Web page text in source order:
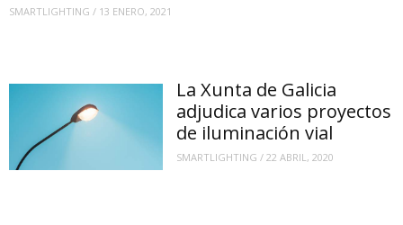
SMARTLIGHTING / 13 ENERO, 2021
La Xunta de Galicia
adjudica varios proyectos
de iluminación vial
SMARTLIGHTING /22 ABRIL, 2020